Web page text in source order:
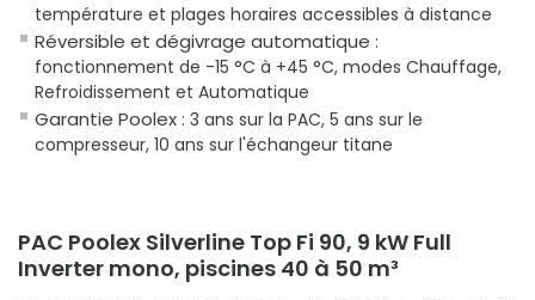
température et plages horaires accessibles à distance
Réversible et dégivrage automatique :
fonctionnement de -15 °C à +45 °C, modes Chauffage,
Refroidissement et Automatique
Garantie Poolex : 3 ans sur la PAC, 5 ans sur le
compresseur, 10 ans sur l'échangeur titane
PAC Poolex Silverline Top Fi 90, 9 kW Full
Inverter mono, piscines 40 à 50 m³